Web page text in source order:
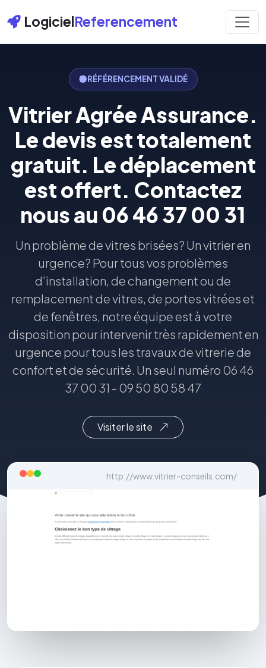
LogicielReferencement
RÉFÉRENCEMENT VALIDÉ
Vitrier Agrée Assurance.
Le devis est totalement
gratuit. Le déplacement
est offert. Contactez
nous au 06 46 37 00 31
Un problème de vitres brisées? Un vitrier en
urgence? Pour tous vos problèmes
d’installation, de changement ou de
remplacement de vitres, de portes vitrées et
de fenêtres, notre équipe est à votre
disposition pour intervenir très rapidement en
urgence pour tous les travaux de vitrerie de
confort et de sécurité. Un seul numéro 06 46
37 00 31 - 09 50 80 58 47
Visiter le site
http://www.vitrier-conseils.com/